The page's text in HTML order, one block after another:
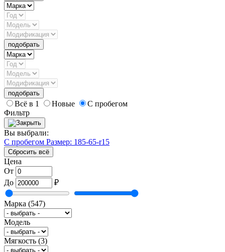
подобрать
подобрать
Всё в 1 Новые
С пробегом
Фильтр
Вы выбрали:
С пробегом Размер: 185-65-r15
Сбросить всё
Цена
От
До
₽
Марка (547)
Модель
Мягкость (3)